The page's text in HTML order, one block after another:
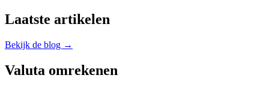
Laatste artikelen
Bekijk de blog →
Valuta omrekenen